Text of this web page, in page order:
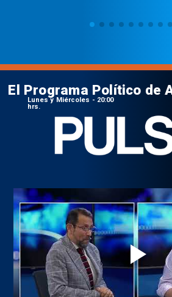
El Programa Político de
Lunes y Miércoles - 20:00
hrs.